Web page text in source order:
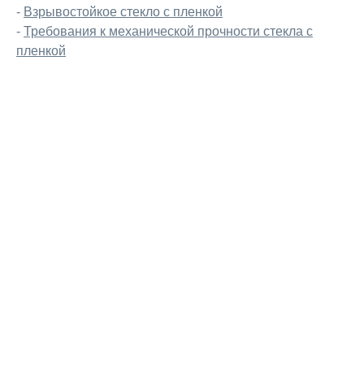
- Взрывостойкое стекло с пленкой
- Требования к механической прочности стекла с
пленкой